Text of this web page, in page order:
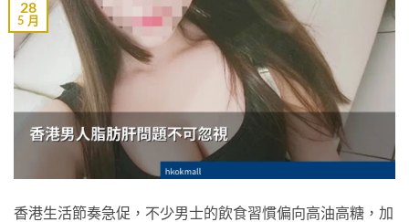
28
5 月
香港生活節奏急促，不少男士的飲食習慣偏向高油高糖，加